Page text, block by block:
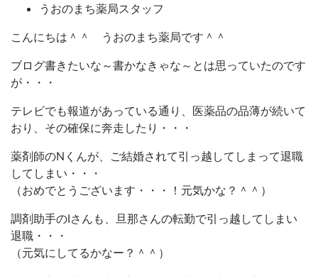
うおのまち薬局スタッフ
こんにちは＾＾ うおのまち薬局です＾＾
ブログ書きたいな～書かなきゃな～とは思っていたのです
が・・・
テレビでも報道があっている通り、医薬品の品薄が続いて
おり、その確保に奔走したり・・・
薬剤師のNくんが、ご結婚されて引っ越してしまって退職
してしまい・・・
（おめでとうございます・・・！元気かな？＾＾）
調剤助手のIさんも、旦那さんの転勤で引っ越してしまい
退職・・・
（元気にしてるかなー？＾＾）